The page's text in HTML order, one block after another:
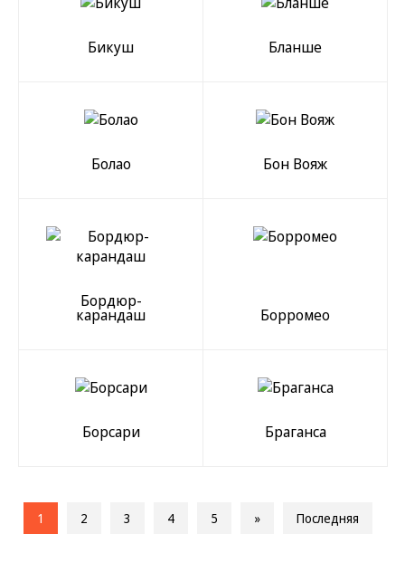
Бикуш Бланше
Болао Бон Вояж
Бордюр-
карандаш Борромео
Борсари Браганса
1 2 3 4 5 » Последняя